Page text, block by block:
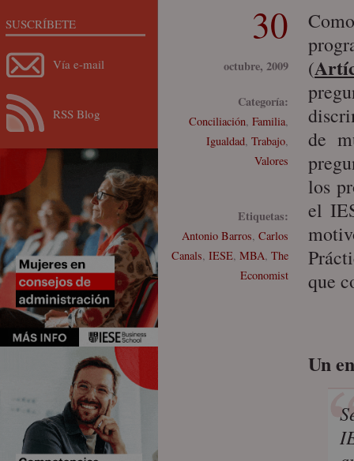
30
octubre, 2009
Categoría:
Conciliación, Familia,
Igualdad, Trabajo,
Valores
Etiquetas:
Antonio Barros, Carlos
Canals, IESE, MBA, The
Economist
(
de
los
el
que
Un
SUSCRÍBETE
Vía e-mail
RSS Blog